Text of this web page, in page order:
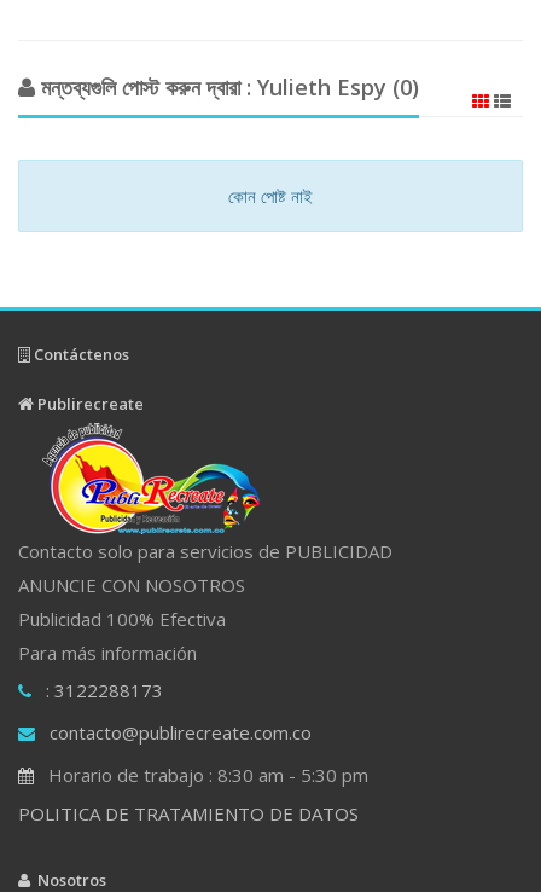
মন্তব্যগুলি পোস্ট করুন দ্বারা : Yulieth Espy (0)
কোন পোষ্ট নাই
Contáctenos
Publirecreate
Contacto solo para servicios de PUBLICIDAD
ANUNCIE CON NOSOTROS
Publicidad 100% Efectiva
Para más información
: 3122288173
contacto@publirecreate.com.co
Horario de trabajo : 8:30 am - 5:30 pm
POLITICA DE TRATAMIENTO DE DATOS
Nosotros